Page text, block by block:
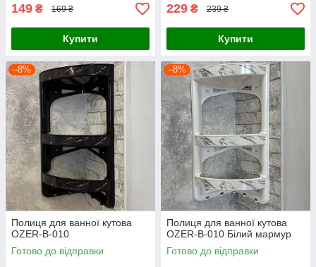
149 ₴ 169 ₴
Купити
229 ₴ 239 ₴
Купити
–8%
Полиця для ванної кутова
OZER-B-010
Готово до відправки
–8%
Полиця для ванної кутова
OZER-B-010 Білий мармур
Готово до відправки